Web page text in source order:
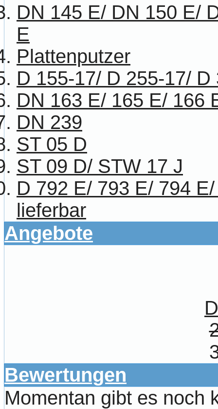
DN 145 E/ DN 150 E/
E
Plattenputzer
D 155-17/ D 255-17/ D
DN 163 E/ 165 E/ 166
DN 239
ST 05 D
ST 09 D/ STW 17 J
D 792 E/ 793 E/ 794
lieferbar
Angebote
Bewertungen
Momentan gibt es noch